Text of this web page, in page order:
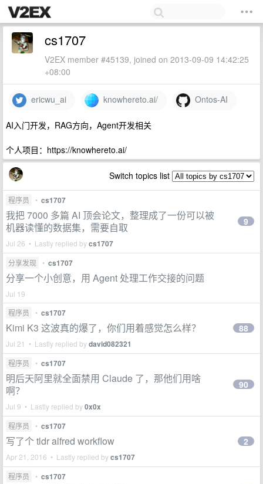
cs1707
V2EX member #45139, joined on 2013-09-09 14:42:25
+08:00
ericwu_ai knowhereto.ai/ Ontos-AI
AI入门开发，RAG方向，Agent开发相关
个人项目：https://knowhereto.ai/
Switch topics list
程序员 • cs1707
我把 7000 多篇 AI 顶会论文，整理成了一份可以被
机器读懂的数据集，需要自取
Jul 26 • Lastly replied bycs1707
9
分享发现 • cs1707
分享一个小创意，用 Agent 处理工作交接的问题
Jul 19
程序员
• cs1707
Kimi K3 这波真的爆了，你们用着感觉怎么样？
Jul 21 • Lastly replied bydavid082321
88
程序员 • cs1707
明后天阿里就全面禁用 Claude 了，那他们用啥
啊？
Jul 9 • Lastly replied by0x0x
90
程序员 • cs1707
写了个 tldr alfred workflow
Apr 21, 2016 • Lastly replied bycs1707
2
程序员 • cs1707